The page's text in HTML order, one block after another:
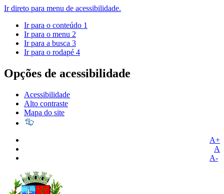
Ir direto para menu de acessibilidade.
Ir para o conteúdo 1
Ir para o menu 2
Ir para a busca 3
Ir para o rodapé 4
Opções de acessibilidade
Acessibilidade
Alto contraste
Mapa do site
A+
A
A-